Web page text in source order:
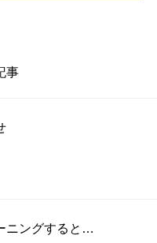
事
ニングすると…